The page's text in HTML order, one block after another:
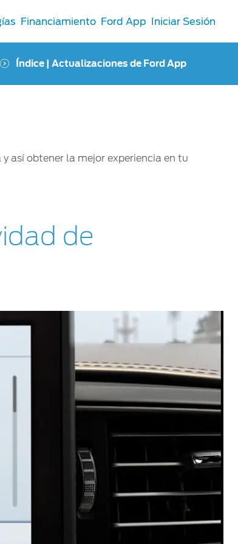
Financiamiento Ford App Iniciar Sesión
Índice | Actualizaciones de Ford App
así obtener la mejor experiencia en tu
de